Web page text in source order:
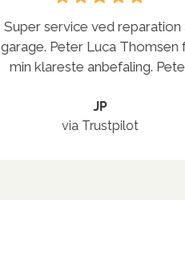
Super service ved reparation
garage. Peter Luca Thomsen
min klareste anbefaling. Peter
tilbud, og allerede her kunne
mærke, at det er en mand, der
JP
via Trustpilot